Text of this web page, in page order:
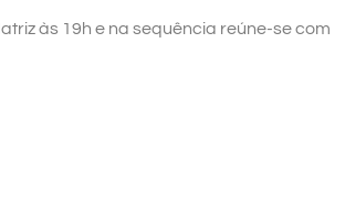
às 19h e na sequência reúne-se com